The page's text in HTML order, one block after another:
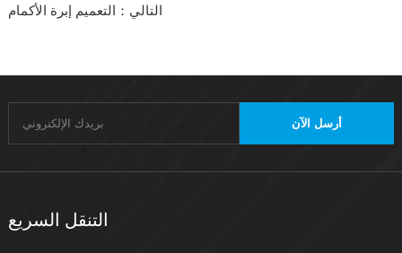
التالي：التعميم إبرة الأكمام
أرسل الآن
التنقل السريع